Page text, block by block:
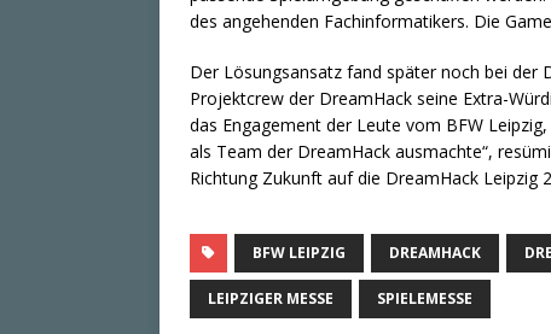
des angehenden Fachinformatikers. Die
Der Lösungsansatz fand später noch bei der
Projektcrew der DreamHack seine Extra-
das Engagement der Leute vom BFW
als Team der DreamHack ausmachte“,
Richtung Zukunft auf die DreamHack Leipzig
BFW LEIPZIG DREAMHACK
LEIPZIGER MESSE SPIELEMESSE